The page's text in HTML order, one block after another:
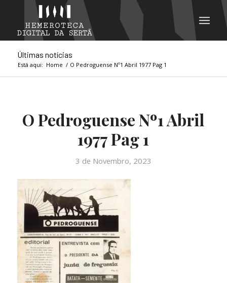
Últimas notícias
Está aqui: Home / O Pedroguense Nº1 Abril 1977 Pag 1
O Pedroguense Nº1 Abril
1977 Pag 1
3 de Novembro, 2023